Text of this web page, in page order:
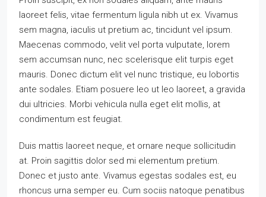
laoreet felis, vitae fermentum ligula nibh ut ex. Vivamus
sem magna, iaculis ut pretium ac, tincidunt vel ipsum.
Maecenas commodo, velit vel porta vulputate, lorem
sem accumsan nunc, nec scelerisque elit turpis eget
mauris. Donec dictum elit vel nunc tristique, eu lobortis
ante sodales. Etiam posuere leo ut leo laoreet, a gravida
dui ultricies. Morbi vehicula nulla eget elit mollis, at
condimentum est feugiat.
Duis mattis laoreet neque, et ornare neque sollicitudin
at. Proin sagittis dolor sed mi elementum pretium.
Donec et justo ante. Vivamus egestas sodales est, eu
rhoncus urna semper eu. Cum sociis natoque penatibus